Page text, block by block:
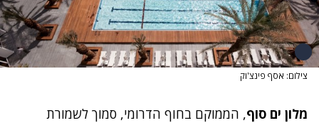
צילום: אסף פינצ'וק
מלון ים סוף, הממוקם בחוף הדרומי, סמוך לשמורת